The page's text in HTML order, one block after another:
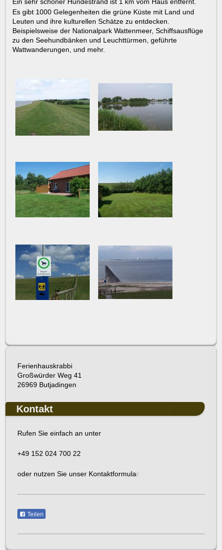
Ein sehr schöner Hundestrand ist 1 km vom Haus entfernt.
Es gibt 1000 Gelegenheiten die grüne Küste mit Land und
Leuten und ihre kulturellen Schätze zu entdecken.
Beispielsweise der Nationalpark Wattenmeer, Schiffsausflüge
zu den Seehundbänken und Leuchttürmen, geführte
Wattwanderungen, und mehr.
Ferienhauskrabbi
Großwürder Weg 41
26969 Butjadingen
Kontakt
Rufen Sie einfach an unter
+49 152 024 700 22
oder nutzen Sie unser Kontaktformular.
Teilen